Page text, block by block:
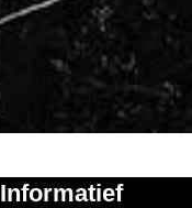
Informatief